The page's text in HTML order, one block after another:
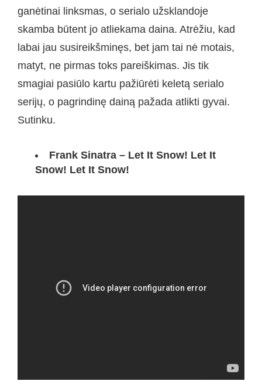
ganėtinai linksmas, o serialo užsklandoje
skamba būtent jo atliekama daina. Atrėžiu, kad
labai jau susireikšminęs, bet jam tai nė motais,
matyt, ne pirmas toks pareiškimas. Jis tik
smagiai pasiūlo kartu pažiūrėti keletą serialo
serijų, o pagrindinę dainą pažada atlikti gyvai.
Sutinku.
Frank Sinatra – Let It Snow! Let It
Snow! Let It Snow!